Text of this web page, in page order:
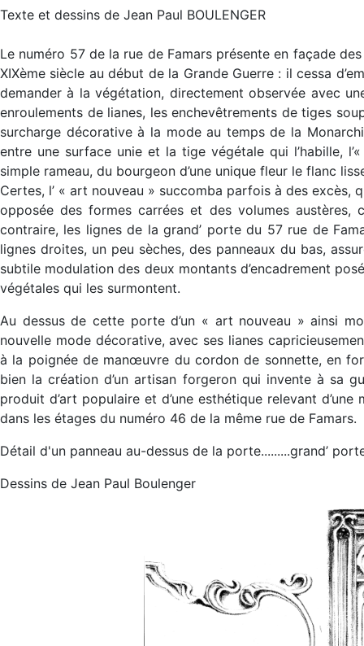
Texte et dessins de Jean Paul BOULENGER
Le numéro 57 de la rue de Famars présente en façade
XIXème siècle au début de la Grande Guerre : il cessa
demander à la végétation, directement observée avec
enroulements de lianes, les enchevêtrements de tiges
surcharge décorative à la mode au temps de la
entre une surface unie et la tige végétale qui l’habille,
simple rameau, du bourgeon d’une unique fleur le flanc
Certes, l’ « art nouveau » succomba parfois à des
opposée des formes carrées et des volumes
contraire, les lignes de la grand’ porte du 57 rue de
lignes droites, un peu sèches, des panneaux du bas,
subtile modulation des deux montants d’encadrement
végétales qui les surmontent.
Au dessus de cette porte d’un « art nouveau » ainsi
nouvelle mode décorative, avec ses lianes
à la poignée de manœuvre du cordon de sonnette, en
bien la création d’un artisan forgeron qui invente à sa
produit d’art populaire et d’une esthétique relevant
dans les étages du numéro 46 de la même rue de Famars.
Détail d'un panneau au-dessus de la porte.........grand’
Dessins de Jean Paul Boulenger